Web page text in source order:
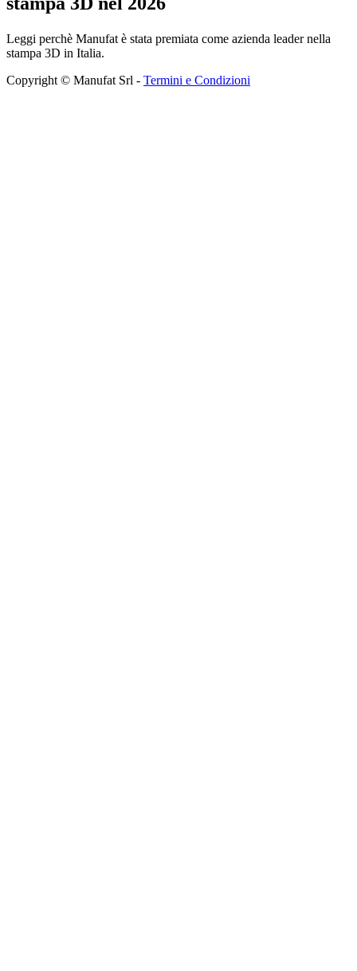
Leggi perchè Manufat è stata premiata come azienda leader nella
stampa 3D in Italia.
Copyright © Manufat Srl - Termini e Condizioni